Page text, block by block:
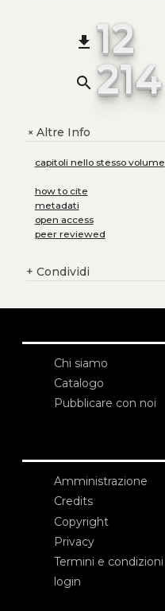
file_download 12
search 214
+Altre Info
capitoli nello stesso volume
how to cite
metadati
open access
peer reviewed
+ Condividi
Chi siamo
Catalogo
Pubblicare con noi
Amministrazione
Credits
Copyright
Privacy
Termini e condizioni
login